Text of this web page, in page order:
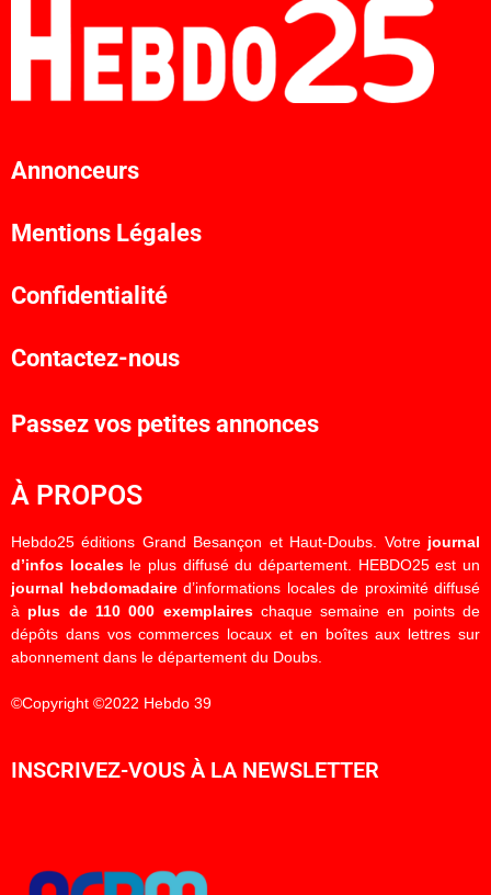
Annonceurs
Mentions Légales
Confidentialité
Contactez-nous
Passez vos petites annonces
À PROPOS
Hebdo25 éditions Grand Besançon et Haut-Doubs. Votre journal
d’infos localesle plus diffusé du département. HEBDO25 est un
journal hebdomadaired’informations locales de proximité diffusé
à plus de 110 000 exemplaireschaque semaine en points de
dépôts dans vos commerces locaux et en boîtes aux lettres sur
abonnement dans le département du Doubs.
©Copyright ©2022 Hebdo 39
INSCRIVEZ-VOUS À LA NEWSLETTER